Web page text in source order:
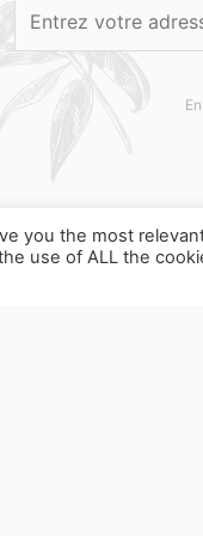
you the most
use of ALL the